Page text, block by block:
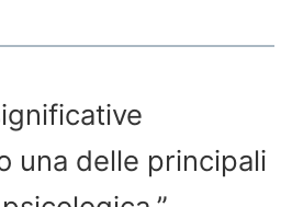
una delle principali